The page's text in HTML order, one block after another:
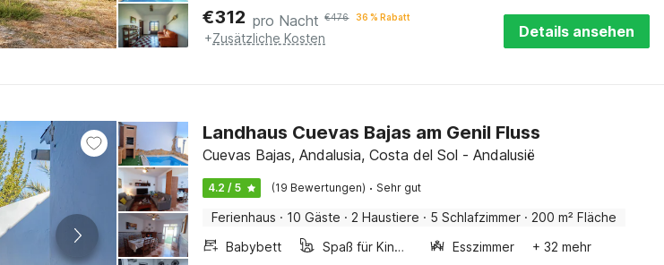
€312 pro Nacht €476 36 % Rabatt
+Zusätzliche Kosten Details ansehen
Landhaus Cuevas Bajas am Genil Fluss
Cuevas Bajas, Andalusia, Costa del Sol - Andalusië
4.2 / 5 (19 Bewertungen) · Sehr gut
Ferienhaus · 10 Gäste · 2 Haustiere · 5 Schlafzimmer · 200 m² Fläche
Babybett
Spaß für Kinder Esszimmer
+ 32 mehr